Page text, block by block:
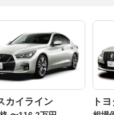
カイライン ト